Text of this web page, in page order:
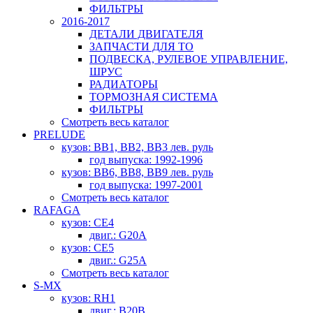
ФИЛЬТРЫ
2016-2017
ДЕТАЛИ ДВИГАТЕЛЯ
ЗАПЧАСТИ ДЛЯ ТО
ПОДВЕСКА, РУЛЕВОЕ УПРАВЛЕНИЕ,
ШРУС
РАДИАТОРЫ
ТОРМОЗНАЯ СИСТЕМА
ФИЛЬТРЫ
Смотреть весь каталог
PRELUDE
кузов: BB1, BB2, BB3 лев. руль
год выпуска: 1992-1996
кузов: BB6, BB8, BB9 лев. руль
год выпуска: 1997-2001
Смотреть весь каталог
RAFAGA
кузов: CE4
двиг.: G20A
кузов: CE5
двиг.: G25A
Смотреть весь каталог
S-MX
кузов: RH1
двиг.: B20B